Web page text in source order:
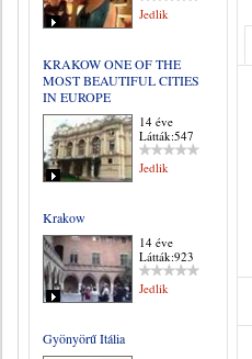
Jedlik
KRAKOW ONE OF THE
MOST BEAUTIFUL CITIES
IN EUROPE
14 éve
Látták:547
Jedlik
Krakow
14 éve
Látták:923
Jedlik
Gyönyörű Itália